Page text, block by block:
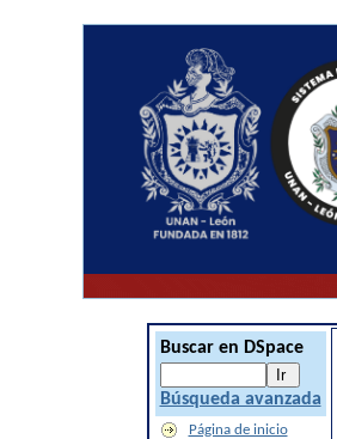
Buscar en DSpace
Búsqueda avanzada
Página de inicio